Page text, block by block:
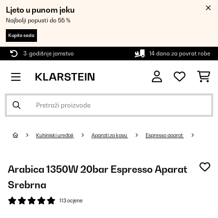
Ljeto u punom jeku
Najbolji popusti do 55 %
Kupite sada
3-godišnje jamstvo 14 dana za povrat robe
Kuhinjski uređaji Aparati za kavu Espresso aparat
Arabica 1350W 20bar Espresso Aparat
Srebrna
113 ocjene